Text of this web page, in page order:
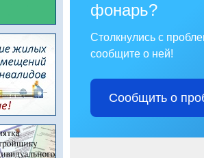
фонарь?
Столкнулись с
сообщите о ней!
Сообщить о